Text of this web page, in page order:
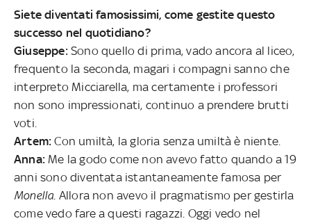
Siete diventati famosissimi, come gestite questo
successo nel quotidiano?
Giuseppe:Sono quello di prima, vado ancora al liceo,
frequento la seconda, magari i compagni sanno che
interpreto Micciarella, ma certamente i professori
non sono impressionati, continuo a prendere brutti
voti.
Artem:Con umiltà, la gloria senza umiltà è niente.
Anna: Me la godo come non avevo fatto quando a 19
anni sono diventata istantaneamente famosa per
Monella. Allora non avevo il pragmatismo per gestirla
come vedo fare a questi ragazzi. Oggi vedo nel